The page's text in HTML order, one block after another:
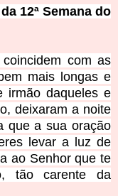
12ª Semana do
com as
mais longas e
irmão daqueles e
deixaram a noite
que a sua oração
levar a luz de
ao Senhor que te
tão carente da